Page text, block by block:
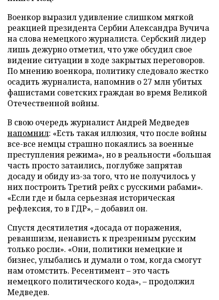
Военкор выразил удивление слишком мягкой
реакцией президента Сербии Александра Вучича
на слова немецкого журналиста. Сербский лидер
лишь дежурно отметил, что уже обсудил свое
видение ситуации в ходе закрытых переговоров.
По мнению военкора, политику следовало жестко
осадить журналиста, напомнив о 27 млн убитых
фашистами советских граждан во время Великой
Отечественной войны.
В свою очередь журналист Андрей Медведев
напомнил: «Есть такая иллюзия, что после войны
все-все немцы страшно покаялись за военные
преступления режима», но в реальности «большая
часть просто затаились, поглубже запрятав
досаду и обиду из-за того, что не получилось у
них построить Третий рейх с русскими рабами».
«Если где и была серьезная историческая
рефлексия, то в ГДР», – добавил он.
Спустя десятилетия «досада от поражения,
реваншизм, ненависть к презренным русским
только росли». «Они, политики немецкие и
бизнес, улыбались и думали о том, когда смогут
нам отомстить. Ресентимент – это часть
немецкого политического кода», – продолжил
Медведев.